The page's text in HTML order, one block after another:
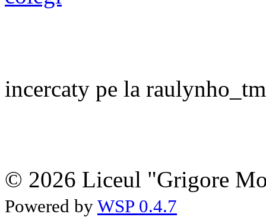
incercaty pe la
© 2026 Liceul "Grigore
Powered by WSP 0.4.7